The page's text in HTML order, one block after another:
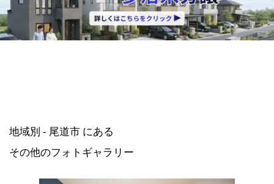
地域別 - 尾道市 にある
その他のフォトギャラリー